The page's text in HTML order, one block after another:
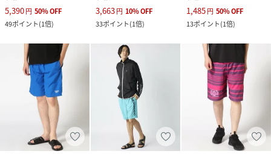
5,390円 50%OFF
49ポイント(1倍)
3,663円 10%OFF
33ポイント(1倍)
1,485円 50%OFF
13ポイント(1倍)